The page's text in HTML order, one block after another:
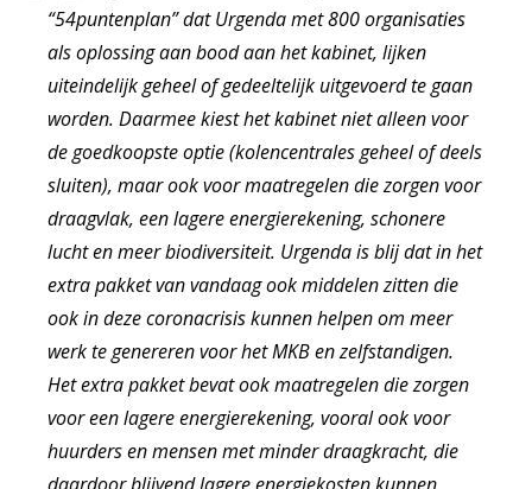
“54puntenplan” dat Urgenda met 800 organisaties
als oplossing aan bood aan het kabinet, lijken
uiteindelijk geheel of gedeeltelijk uitgevoerd te gaan
worden. Daarmee kiest het kabinet niet alleen voor
de goedkoopste optie (kolencentrales geheel of deels
sluiten), maar ook voor maatregelen die zorgen voor
draagvlak, een lagere energierekening, schonere
lucht en meer biodiversiteit. Urgenda is blij dat in het
extra pakket van vandaag ook middelen zitten die
ook in deze coronacrisis kunnen helpen om meer
werk te genereren voor het MKB en zelfstandigen.
Het extra pakket bevat ook maatregelen die zorgen
voor een lagere energierekening, vooral ook voor
huurders en mensen met minder draagkracht, die